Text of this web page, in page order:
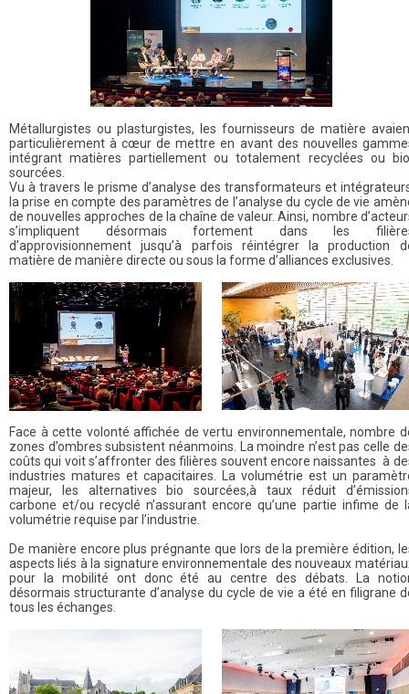
Métallurgistes ou plasturgistes, les fournisseurs de matière
particulièrement à cœur de mettre en avant des nouvelles
intégrant matières partiellement ou totalement recyclées ou
sourcées.
Vu à travers le prisme d’analyse des transformateurs et
la prise en compte des paramètres de l’analyse du cycle de vie
de nouvelles approches de la chaîne de valeur. Ainsi, nombre
s’impliquent désormais fortement dans les
d’approvisionnement jusqu’à parfois réintégrer la production
matière de manière directe ou sous la forme d’alliances exclusives.
Face à cette volonté affichée de vertu environnementale, nombre
zones d’ombres subsistent néanmoins. La moindre n’est pas celle
coûts qui voit s’affronter des filières souvent encore naissantes à
industries matures et capacitaires. La volumétrie est un
majeur, les alternatives bio sourcées,à taux réduit
carbone et/ou recyclé n’assurant encore qu’une partie infime de
volumétrie requise par l’industrie.
De manière encore plus prégnante que lors de la première édition,
aspects liés à la signature environnementale des nouveaux
pour la mobilité ont donc été au centre des débats. La
désormais structurante d’analyse du cycle de vie a été en filigrane
tous les échanges.